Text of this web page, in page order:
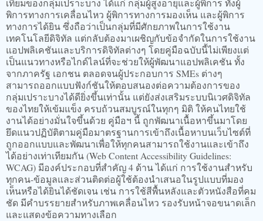
พิการทางการเคลื่อนไหว ผู้พิการทางการมองเห็น และผู้พิการ
ทางการได้ยิน ซึ่งถือว่าเป็นกลุ่มที่มีศักยภาพในการใช้งาน
เทคโนโลยีดิจิทัล แต่กลับต้องมาเผชิญกับข้อจำกัดในการใช้งาน
แอปพลิเคชันและบริการดิจิทัลต่างๆ โดยคู่มือฉบับนี้ไม่เพียงแต่
เป็นแนวทางหรือไกด์ไลน์ที่จะช่วยให้ผู้พัฒนาแอปพลิเคชัน ทั้ง
จากภาครัฐ เอกชน ตลอดจนผู้ประกอบการ SMEs ต่างๆ
สามารถออกแบบฟังก์ชันให้ตอบสนองต่อความต้องการของ
กลุ่มเปราะบางได้ดียิ่งขึ้นเท่านั้น แต่ยังส่งเสริมระบบนิเวศดิจิทัล
ของไทยให้เข้มแข็ง ครบถ้วนสมบูรณ์ในทุกๆ มิติ ให้คนไทยใช้
งานได้อย่างมั่นใจขึ้นด้วย คู่มือฯ นี้ ถูกพัฒนาเนื้อหาขึ้นมาโดย
ยึดแนวปฏิบัติตามคู่มือมาตรฐานการเข้าถึงเนื้อหาบนเว็บไซต์ที่
ถูกออกแบบและพัฒนาเพื่อให้ทุกคนสามารถใช้งานและเข้าถึง
ได้อย่างเท่าเทียมกัน (Web Content Accessibility Guidelines:
WCAG) มีองค์ประกอบที่สำคัญ 4 ด้าน ได้แก่ การใช้งานสำหรับ
ทุกคน-ข้อมูลและส่วนติดต่อผู้ใช้ต้องนำเสนอในรูปแบบที่มอง
เห็นหรือได้ยินได้ชัดเจน เช่น การใช้สีพื้นหลังและตัวหนังสือที่คม
ชัด มีคำบรรยายสำหรับภาพเคลื่อนไหว รองรับหน้าจอขนาดเล็ก
และแสดงข้อความทางเลือก